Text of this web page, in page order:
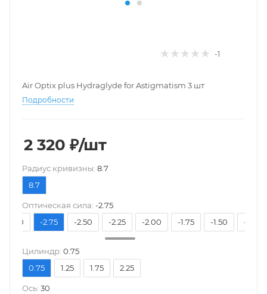
-1
Air Optix plus Hydraglyde for Astigmatism 3 шт
Подробности
2 320 ₽/шт
Pадиус кривизны: 8.7
8.7
Оптическая сила: -2.75
-3.00
-2.75 -2.50 -2.25 -2.00 -1.75 -1.50 -1.25
Цилиндр: 0.75
0.75
1.25 1.75 2.25
Ось: 30